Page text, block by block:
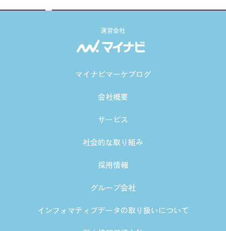
運営会社
マイナビマーケブログ
会社概要
サービス
社会的な取り組み
採用情報
グループ会社
インフォマティブデータの取り扱いについて